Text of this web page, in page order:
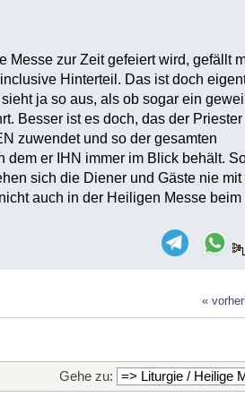
Messe zur Zeit gefeiert wird, gefällt
Hinterteil. Das ist doch
ja so aus, als ob sogar ein
Besser ist es doch, das der Priester
zuwendet und so der gesamten
er IHN immer im Blick behält.
sich die Diener und Gäste nie mit
auch in der Heiligen Messe beim
«
Gehe zu: